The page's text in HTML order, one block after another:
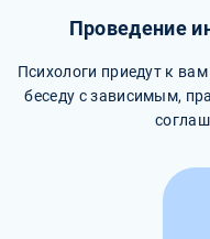
Проведение
Психологи приедут к
беседу с зависимым,